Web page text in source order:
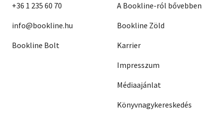
+36 1 235 60 70
info@bookline.hu
Bookline Bolt
A Bookline-ról bővebben
Bookline Zöld
Karrier
Impresszum
Médiaajánlat
Könyvnagykereskedés